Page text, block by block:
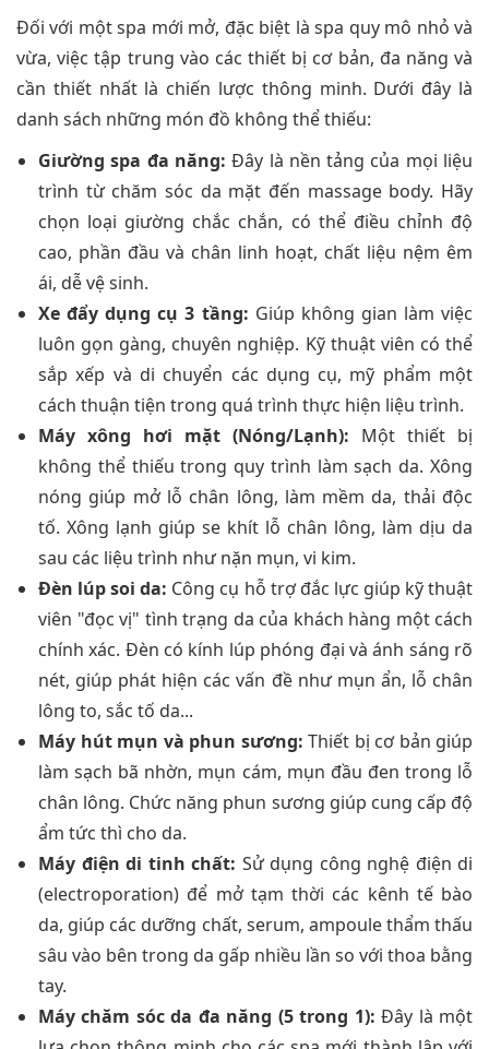
Đối với một spa mới mở, đặc biệt là spa quy mô nhỏ và
vừa, việc tập trung vào các thiết bị cơ bản, đa năng và
cần thiết nhất là chiến lược thông minh. Dưới đây là
danh sách những món đồ không thể thiếu:
Giường spa đa năng: Đây là nền tảng của mọi liệu
trình từ chăm sóc da mặt đến massage body. Hãy
chọn loại giường chắc chắn, có thể điều chỉnh độ
cao, phần đầu và chân linh hoạt, chất liệu nệm êm
ái, dễ vệ sinh.
Xe đẩy dụng cụ 3 tầng: Giúp không gian làm việc
luôn gọn gàng, chuyên nghiệp. Kỹ thuật viên có thể
sắp xếp và di chuyển các dụng cụ, mỹ phẩm một
cách thuận tiện trong quá trình thực hiện liệu trình.
Máy xông hơi mặt (Nóng/Lạnh): Một thiết bị
không thể thiếu trong quy trình làm sạch da. Xông
nóng giúp mở lỗ chân lông, làm mềm da, thải độc
tố. Xông lạnh giúp se khít lỗ chân lông, làm dịu da
sau các liệu trình như nặn mụn, vi kim.
Đèn lúp soi da: Công cụ hỗ trợ đắc lực giúp kỹ thuật
viên "đọc vị" tình trạng da của khách hàng một cách
chính xác. Đèn có kính lúp phóng đại và ánh sáng rõ
nét, giúp phát hiện các vấn đề như mụn ẩn, lỗ chân
lông to, sắc tố da...
Máy hút mụn và phun sương: Thiết bị cơ bản giúp
làm sạch bã nhờn, mụn cám, mụn đầu đen trong lỗ
chân lông. Chức năng phun sương giúp cung cấp độ
ẩm tức thì cho da.
Máy điện di tinh chất: Sử dụng công nghệ điện di
(electroporation) để mở tạm thời các kênh tế bào
da, giúp các dưỡng chất, serum, ampoule thẩm thấu
sâu vào bên trong da gấp nhiều lần so với thoa bằng
tay.
Máy chăm sóc da đa năng (5 trong 1): Đây là một